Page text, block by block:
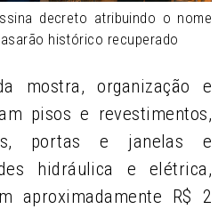
decreto atribuindo o nome
histórico recuperado
mostra, organização e
pisos e revestimentos,
portas e janelas e
hidráulica e elétrica,
aproximadamente R$ 2